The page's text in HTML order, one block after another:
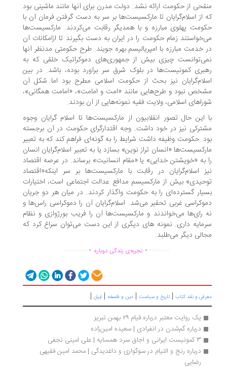
از حکومت ارائه نشد. دولت مدرن برای آنها مانند ماشینی بود
از اسلام‌گرایان تا مارکسیست‌ها بر سر به دست گرفتن فرمان آن با
پهلوی مبارزه و با همدیگر رقابت می‌کردند. مارکسیست‌ها
زمام حکومت را در ایران به دست بگیرند تا ازامکانات آن
خدمت مبارزه با امپریالیسم بهره جویند. طرح حکومتی مدنظر آنها
چیزی بیش از جمهوری‌های دموکراتیک خلقی که به
کمونیست‌ها در بلوک شرق سر برآورد بوده، باشد. در بین
نیز بحث از حکومت اسلامی مطرح بود اما شکل آن
نبود و طرح‌هایی مانند «امت و امامت»، «امامت همگانی»،
اسلامی، ولایت فقیه نمونه‌هایی از آن بودند.
این حال تصور انقلابیون از مارکسیست‌ها تا اسلام گرایان وجوه
نیز در خود داشت. وجه اقتدارگرای حکومت در آن برجسته
حکومت وظیفه داشت شرایط را به گونه‌ای فراهم کند که به تعبیر
«انسان تراز نوین» بسازد یا به تعبیر اسلام‌گرایان انسان
به «خویشتن خدایی» یا «مقام انسانیت» برساند. در عرصه اقتصاد
اسلام‌گرایان در رقابت با مارکسیست‌ها بر سر اینکه«اقتصاد
بیش از مارکسیسم مدافع عدالت اجتماعی است، اختیارات
گسترده‌ای را به حکومت واگذار کردند. در میان هر دو جریان
غربی تحقیر می‌شد. اسلام‌گرایان آن را دموکراسی راس‌ها و
رای‌ها می‌خواندند و مارکسیست‌ها آن را فریب بورژوازی و نظام
داری. نمونه های دیگری از این دست می‌توان سراغ کرد که
دیگر می‌طلبد.
............... .تجربه‌ی زندگی دوباره ...............
و نقد کتاب|تاریخ و سیاست |دین و فلسفه|ایران|
یک روایت معتبر درباره قیام ۲۹ بهمن تبریز
درباره گم‌شدن در انفرادی | سعیده امین‌زاده
درباره رنج و التیام در سوگواری و داغدیدگی | محمد امین فقیهی